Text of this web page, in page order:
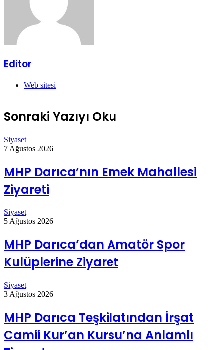
Editor
Web sitesi
Sonraki Yazıyı Oku
Siyaset
7 Ağustos 2026
MHP Darıca’nın Emek Mahallesi
Ziyareti
Siyaset
5 Ağustos 2026
MHP Darıca’dan Amatör Spor
Kulüplerine Ziyaret
Siyaset
3 Ağustos 2026
MHP Darıca Teşkilatından İrşat
Camii Kur’an Kursu’na Anlamlı